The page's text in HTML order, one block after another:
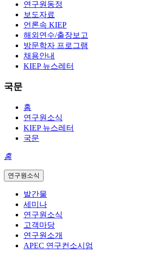
연구원동정
보도자료
언론속 KIEP
해외연수/출장보고
방문학자 프로그램
채용안내
KIEP 뉴스레터
국문
홈
연구원소식
KIEP 뉴스레터
국문
홈
연구원소식
발간물
세미나
연구원소식
고객마당
연구원소개
APEC 연구컨소시엄